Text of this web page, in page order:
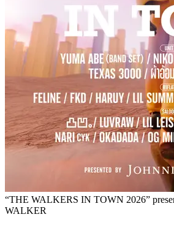
“THE WALKERS IN TOWN 2026”
WALKER